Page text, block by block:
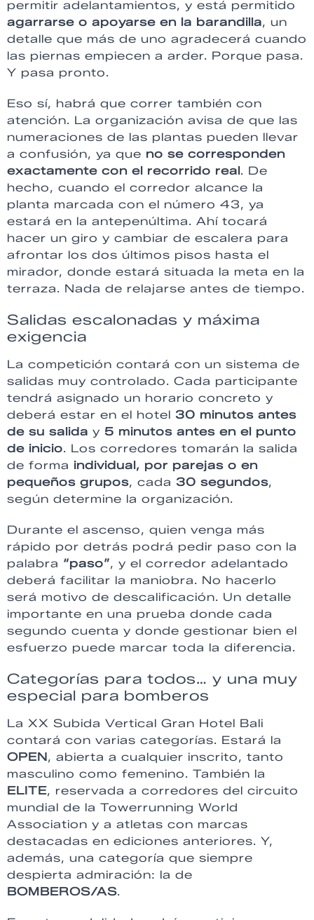
permitir adelantamientos, y está permitido
agarrarse o apoyarse en la barandilla, un
detalle que más de uno agradecerá cuando
las piernas empiecen a arder. Porque pasa.
Y pasa pronto.
Eso sí, habrá que correr también con
atención. La organización avisa de que las
numeraciones de las plantas pueden llevar
a confusión, ya que no se corresponden
exactamente con el recorrido real. De
hecho, cuando el corredor alcance la
planta marcada con el número 43, ya
estará en la antepenúltima. Ahí tocará
hacer un giro y cambiar de escalera para
afrontar los dos últimos pisos hasta el
mirador, donde estará situada la meta en la
terraza. Nada de relajarse antes de tiempo.
Salidas escalonadas y máxima
exigencia
La competición contará con un sistema de
salidas muy controlado. Cada participante
tendrá asignado un horario concreto y
deberá estar en el hotel 30 minutos antes
de su salida y 5 minutos antes en el punto
de inicio. Los corredores tomarán la salida
de forma individual, por parejas o en
pequeños grupos, cada 30 segundos,
según determine la organización.
Durante el ascenso, quien venga más
rápido por detrás podrá pedir paso con la
palabra “paso”, y el corredor adelantado
deberá facilitar la maniobra. No hacerlo
será motivo de descalificación. Un detalle
importante en una prueba donde cada
segundo cuenta y donde gestionar bien el
esfuerzo puede marcar toda la diferencia.
Categorías para todos… y una muy
especial para bomberos
La XX Subida Vertical Gran Hotel Bali
contará con varias categorías. Estará la
OPEN, abierta a cualquier inscrito, tanto
masculino como femenino. También la
ELITE, reservada a corredores del circuito
mundial de la Towerrunning World
Association y a atletas con marcas
destacadas en ediciones anteriores. Y,
además, una categoría que siempre
despierta admiración: la de
BOMBEROS/AS.